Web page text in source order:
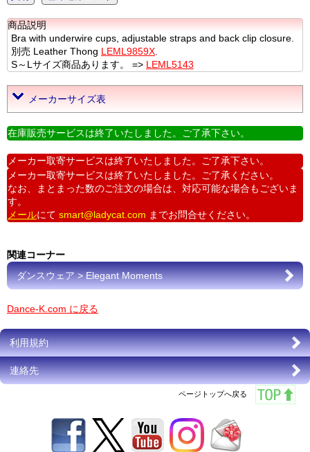
商品説明
Bra with underwire cups, adjustable straps and back clip closure.
別売 Leather Thong LEML9859X
S～Lサイズ商品あります。 => LEML5143
メーカーサイズ表
在庫販売サービスは終了いたしました。ご了承下さい。
メーカー取寄サービスは終了いたしました。ご了承下さい。
メーカー取寄サービスは終了いたしました。ご了承ください。
なお、まとまった数のご注文の場合は、対応可能な場合もございま
す。
メールにて smart@ladycat.com までお問合せください。
関連コーナー
ダンスウェア > Elegant Moments
Dance-K.com に戻る
利用規約
連絡先
ページトップへ戻る